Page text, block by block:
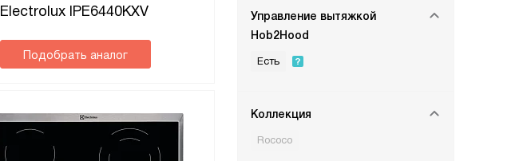
Управление вытяжкой
Hob2Hood
Есть
Коллекция
Rococo
Electrolux IPE6440KXV
Подобрать аналог